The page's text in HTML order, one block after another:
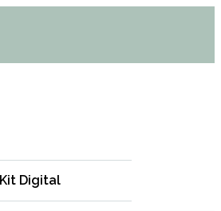
Kit Digital